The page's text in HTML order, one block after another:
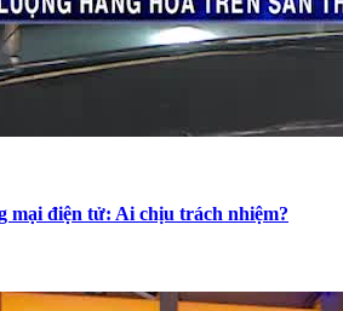
mại điện tử: Ai chịu trách nhiệm?